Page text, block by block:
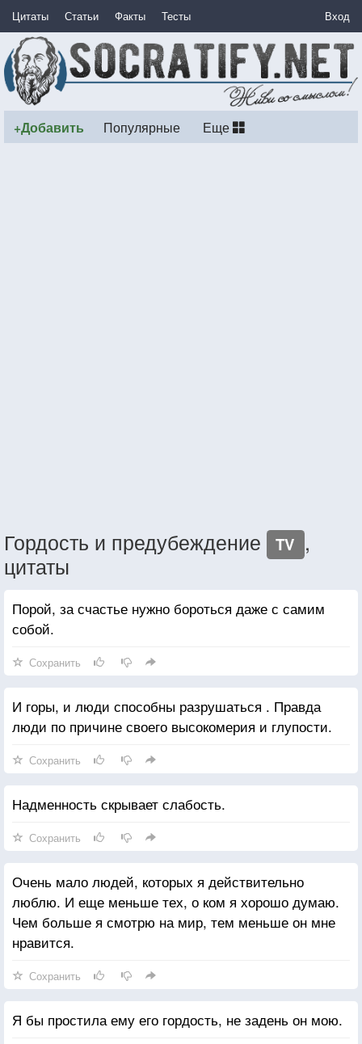
Цитаты Статьи Факты Тесты Вход
+Добавить Популярные Еще
Гордость и предубеждение TV ,
цитаты
Порой, за счастье нужно бороться даже с самим
собой.
Сохранить
И горы, и люди способны разрушаться . Правда
люди по причине своего высокомерия и глупости.
Сохранить
Надменность скрывает слабость.
Сохранить
Очень мало людей, которых я действительно
люблю. И еще меньше тех, о ком я хорошо думаю.
Чем больше я смотрю на мир, тем меньше он мне
нравится.
Сохранить
Я бы простила ему его гордость, не задень он мою.